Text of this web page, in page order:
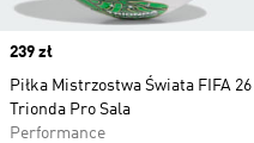
Price
239 zł
Piłka Mistrzostwa Świata FIFA 26
Trionda Pro Sala
Performance